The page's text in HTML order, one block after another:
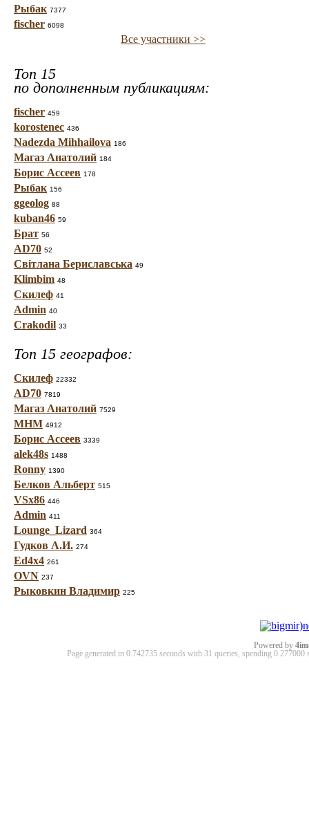
Рыбак 7377
fischer 6098
Все участники >>
Топ 15
по дополненным публикациям:
fischer 459
korostenec 436
Nadezda Mihhailova 186
Магаз Анатолий 184
Борис Ассеев 178
Рыбак 156
ggeolog 88
kuban46 59
Брат 56
AD70 52
Світлана Бериславська 49
Klimbim 48
Скилеф 41
Admin 40
Crakodil 33
Топ 15 географов:
Скилеф 22332
AD70 7819
Магаз Анатолий 7529
МНМ 4912
Борис Ассеев 3339
alek48s 1488
Ronny 1390
Белков Альберт 515
VSx86 446
Admin 411
Lounge_Lizard 364
Гудков А.И. 274
Ed4x4 261
OVN 237
Рыковкин Владимир 225
Powered by
Page generated in 0.742735 seconds with 31 queries, spending